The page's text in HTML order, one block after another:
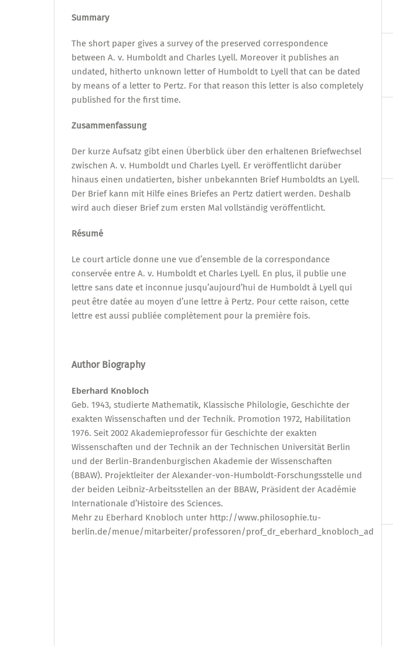
Summary
The short paper gives a survey of the preserved correspondence
between A. v. Humboldt and Charles Lyell. Moreover it publishes an
undated, hitherto unknown letter of Humboldt to Lyell that can be dated
by means of a letter to Pertz. For that reason this letter is also completely
published for the first time.
Zusammenfassung
Der kurze Aufsatz gibt einen Überblick über den erhaltenen Briefwechsel
zwischen A. v. Humboldt und Charles Lyell. Er veröffentlicht darüber
hinaus einen undatierten, bisher unbekannten Brief Humboldts an Lyell.
Der Brief kann mit Hilfe eines Briefes an Pertz datiert werden. Deshalb
wird auch dieser Brief zum ersten Mal vollständig veröffentlicht.
Résumé
Le court article donne une vue d’ensemble de la correspondance
conservée entre A. v. Humboldt et Charles Lyell. En plus, il publie une
lettre sans date et inconnue jusqu’aujourd’hui de Humboldt à Lyell qui
peut être datée au moyen d’une lettre à Pertz. Pour cette raison, cette
lettre est aussi publiée complètement pour la première fois.
Author Biography
Eberhard Knobloch
Geb. 1943, studierte Mathematik, Klassische Philologie, Geschichte der
exakten Wissenschaften und der Technik. Promotion 1972, Habilitation
1976. Seit 2002 Akademieprofessor für Geschichte der exakten
Wissenschaften und der Technik an der Technischen Universität Berlin
und der Berlin-Brandenburgischen Akademie der Wissenschaften
(BBAW). Projektleiter der Alexander-von-Humboldt-Forschungsstelle und
der beiden Leibniz-Arbeitsstellen an der BBAW, Präsident der Académie
Internationale d’Histoire des Sciences.
Mehr zu Eberhard Knobloch unter http://www.philosophie.tu-
berlin.de/menue/mitarbeiter/professoren/prof_dr_eberhard_knobloch_ad